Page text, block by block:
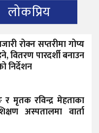
लोकप्रिय
रोक्न सप्तरीमा गोप्य
वितरण पारदर्शी बनाउन
निर्देशन
र मृतक रविन्द्र मेहताका
अस्पतालमा वार्ता